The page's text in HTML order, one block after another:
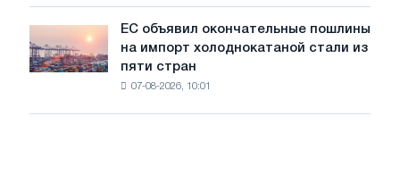
трамвайных
путей
Ярославля
объявил
окончательные
ЕС объявил окончательные пошлины
на импорт холоднокатаной стали из
пяти стран
07-08-2026, 10:01